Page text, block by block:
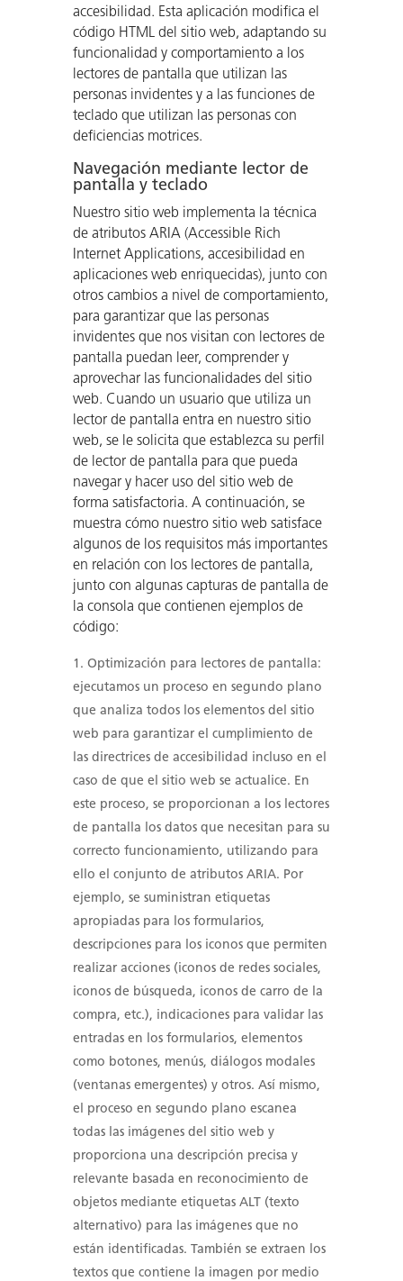
accesibilidad. Esta aplicación modifica el
código HTML del sitio web, adaptando su
funcionalidad y comportamiento a los
lectores de pantalla que utilizan las
personas invidentes y a las funciones de
teclado que utilizan las personas con
deficiencias motrices.
Navegación mediante lector de
pantalla y teclado
Nuestro sitio web implementa la técnica
de atributos ARIA (Accessible Rich
Internet Applications, accesibilidad en
aplicaciones web enriquecidas), junto con
otros cambios a nivel de comportamiento,
para garantizar que las personas
invidentes que nos visitan con lectores de
pantalla puedan leer, comprender y
aprovechar las funcionalidades del sitio
web. Cuando un usuario que utiliza un
lector de pantalla entra en nuestro sitio
web, se le solicita que establezca su perfil
de lector de pantalla para que pueda
navegar y hacer uso del sitio web de
forma satisfactoria. A continuación, se
muestra cómo nuestro sitio web satisface
algunos de los requisitos más importantes
en relación con los lectores de pantalla,
junto con algunas capturas de pantalla de
la consola que contienen ejemplos de
código:
Optimización para lectores de pantalla:
ejecutamos un proceso en segundo plano
que analiza todos los elementos del sitio
web para garantizar el cumplimiento de
las directrices de accesibilidad incluso en el
caso de que el sitio web se actualice. En
este proceso, se proporcionan a los lectores
de pantalla los datos que necesitan para su
correcto funcionamiento, utilizando para
ello el conjunto de atributos ARIA. Por
ejemplo, se suministran etiquetas
apropiadas para los formularios,
descripciones para los iconos que permiten
realizar acciones (iconos de redes sociales,
iconos de búsqueda, iconos de carro de la
compra, etc.), indicaciones para validar las
entradas en los formularios, elementos
como botones, menús, diálogos modales
(ventanas emergentes) y otros. Así mismo,
el proceso en segundo plano escanea
todas las imágenes del sitio web y
proporciona una descripción precisa y
relevante basada en reconocimiento de
objetos mediante etiquetas ALT (texto
alternativo) para las imágenes que no
están identificadas. También se extraen los
textos que contiene la imagen por medio